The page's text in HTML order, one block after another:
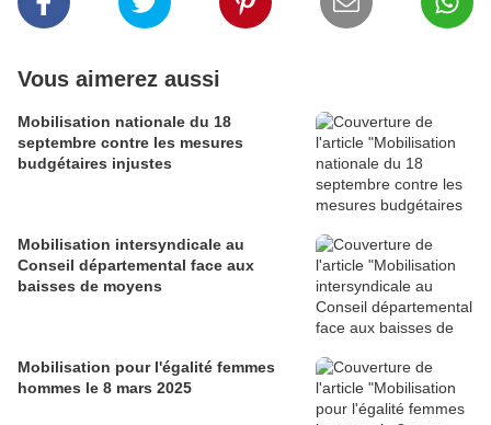
Vous aimerez aussi
Mobilisation nationale du 18
septembre contre les mesures
budgétaires injustes
Mobilisation intersyndicale au
Conseil départemental face aux
baisses de moyens
Mobilisation pour l'égalité femmes
hommes le 8 mars 2025